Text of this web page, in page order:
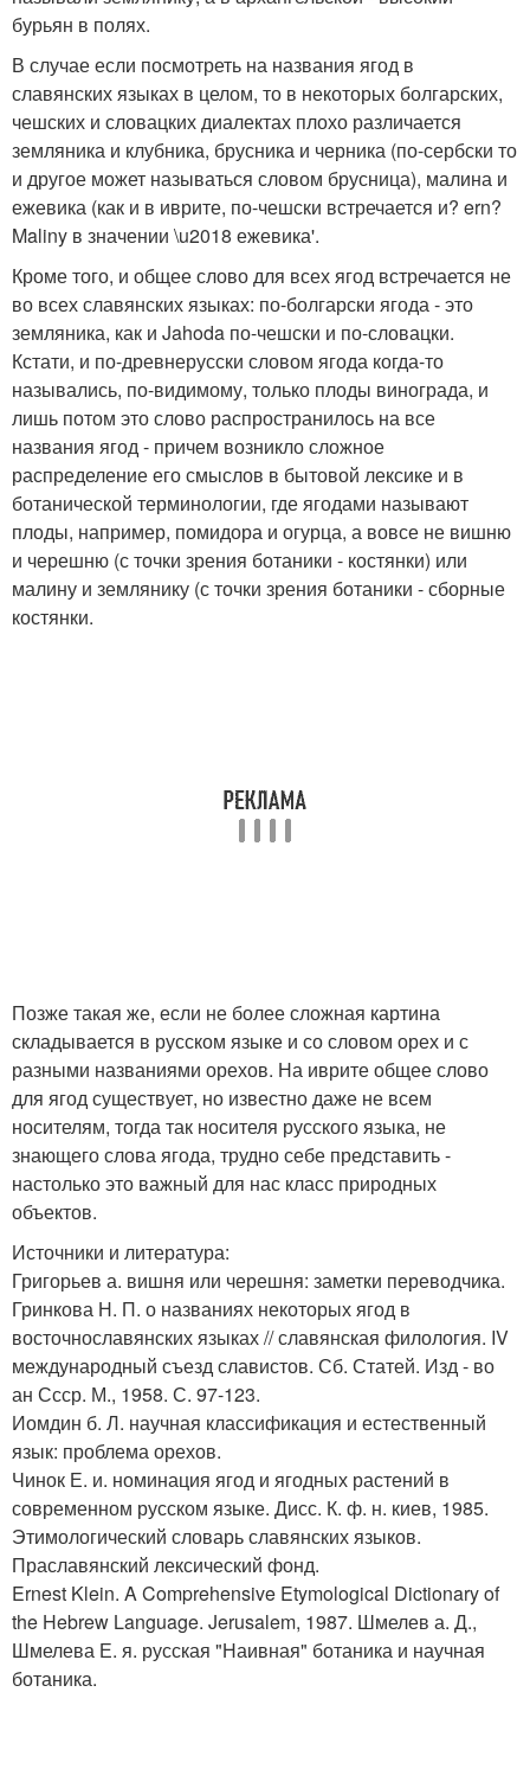
бурьян в полях.
В случае если посмотреть на названия ягод в
славянских языках в целом, то в некоторых болгарских,
чешских и словацких диалектах плохо различается
земляника и клубника, брусника и черника (по-сербски то
и другое может называться словом брусница), малина и
ежевика (как и в иврите, по-чешски встречается и? ern?
Maliny в значении \u2018 ежевика'.
Кроме того, и общее слово для всех ягод встречается не
во всех славянских языках: по-болгарски ягода - это
земляника, как и Jahoda по-чешски и по-словацки.
Кстати, и по-древнерусски словом ягода когда-то
назывались, по-видимому, только плоды винограда, и
лишь потом это слово распространилось на все
названия ягод - причем возникло сложное
распределение его смыслов в бытовой лексике и в
ботанической терминологии, где ягодами называют
плоды, например, помидора и огурца, а вовсе не вишню
и черешню (с точки зрения ботаники - костянки) или
малину и землянику (с точки зрения ботаники - сборные
костянки.
Позже такая же, если не более сложная картина
складывается в русском языке и со словом орех и с
разными названиями орехов. На иврите общее слово
для ягод существует, но известно даже не всем
носителям, тогда так носителя русского языка, не
знающего слова ягода, трудно себе представить -
настолько это важный для нас класс природных
объектов.
Источники и литература:
Григорьев а. вишня или черешня: заметки переводчика.
Гринкова Н. П. о названиях некоторых ягод в
восточнославянских языках // славянская филология. IV
международный съезд славистов. Сб. Статей. Изд - во
ан Ссср. М., 1958. С. 97-123.
Иомдин б. Л. научная классификация и естественный
язык: проблема орехов.
Чинок Е. и. номинация ягод и ягодных растений в
современном русском языке. Дисс. К. ф. н. киев, 1985.
Этимологический словарь славянских языков.
Праславянский лексический фонд.
Ernest Klein. A Comprehensive Etymological Dictionary of
the Hebrew Language. Jerusalem, 1987. Шмелев а. Д.,
Шмелева Е. я. русская "Наивная" ботаника и научная
ботаника.